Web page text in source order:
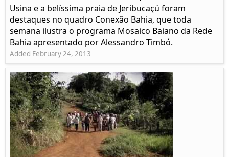
Usina e a belíssima praia de Jeribucaçú foram
destaques no quadro Conexão Bahia, que toda
semana ilustra o programa Mosaico Baiano da Rede
Bahia apresentado por Alessandro Timbó.
Added February 24, 2013